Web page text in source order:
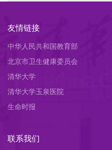
友情链接
中华人民共和国教育部
北京市卫生健康委员会
清华大学
清华大学玉泉医院
生命时报
联系我们